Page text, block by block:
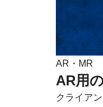
AR・MR
AR用
クライア